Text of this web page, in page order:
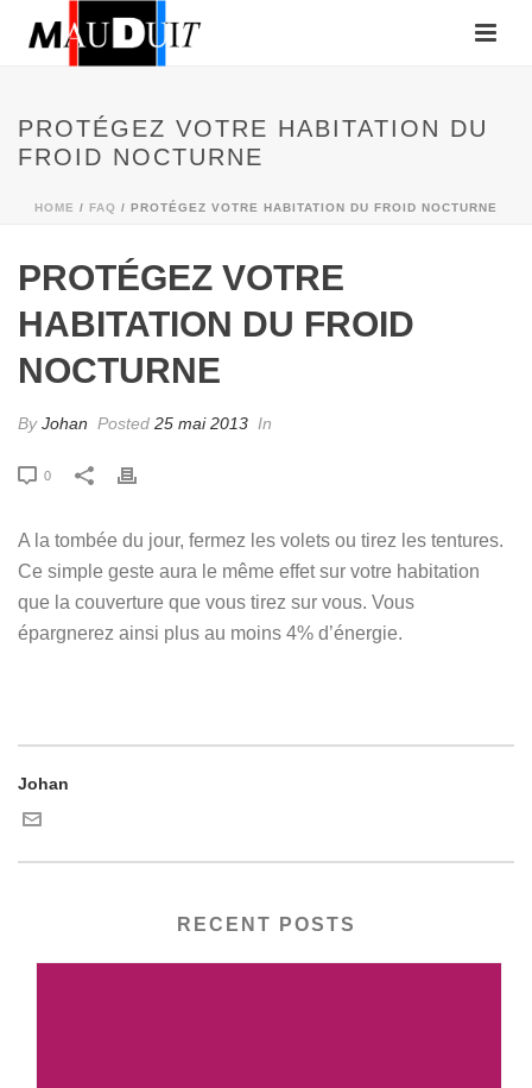
PROTÉGEZ VOTRE HABITATION DU
FROID NOCTURNE
HOME / FAQ / PROTÉGEZ VOTRE HABITATION DU FROID NOCTURNE
PROTÉGEZ VOTRE
HABITATION DU FROID
NOCTURNE
ByJohan Posted 25 mai 2013 In
0
A la tombée du jour, fermez les volets ou tirez les tentures.
Ce simple geste aura le même effet sur votre habitation
que la couverture que vous tirez sur vous. Vous
épargnerez ainsi plus au moins 4% d’énergie.
Johan
RECENT POSTS